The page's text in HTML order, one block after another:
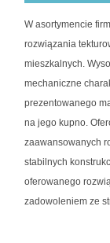
W asortymencie
rozwiązania
mieszkalnych.
mechaniczne
prezentowanego
na jego kupno.
zaawansowanych
stabilnych
oferowanego
zadowoleniem ze